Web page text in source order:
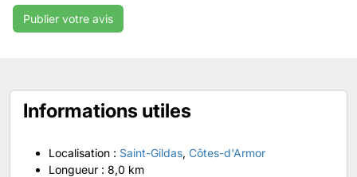
Informations utiles
Localisation : Saint-Gildas, Côtes-d'Armor
Longueur : 8,0 km